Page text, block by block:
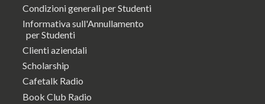
Condizioni generali per Studenti
Informativa sull'Annullamento
per Studenti
Clienti aziendali
Scholarship
Cafetalk Radio
Book Club Radio